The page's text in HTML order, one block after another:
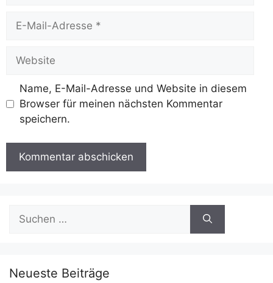
Website
Name, E-Mail-Adresse und Website in diesem
Browser für meinen nächsten Kommentar
speichern.
nach:
Neueste Beiträge